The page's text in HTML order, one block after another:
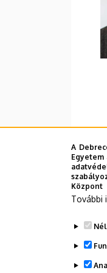
A
Központ
További